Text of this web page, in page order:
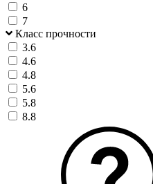
6
7
Класс прочности
3.6
4.6
4.8
5.6
5.8
8.8